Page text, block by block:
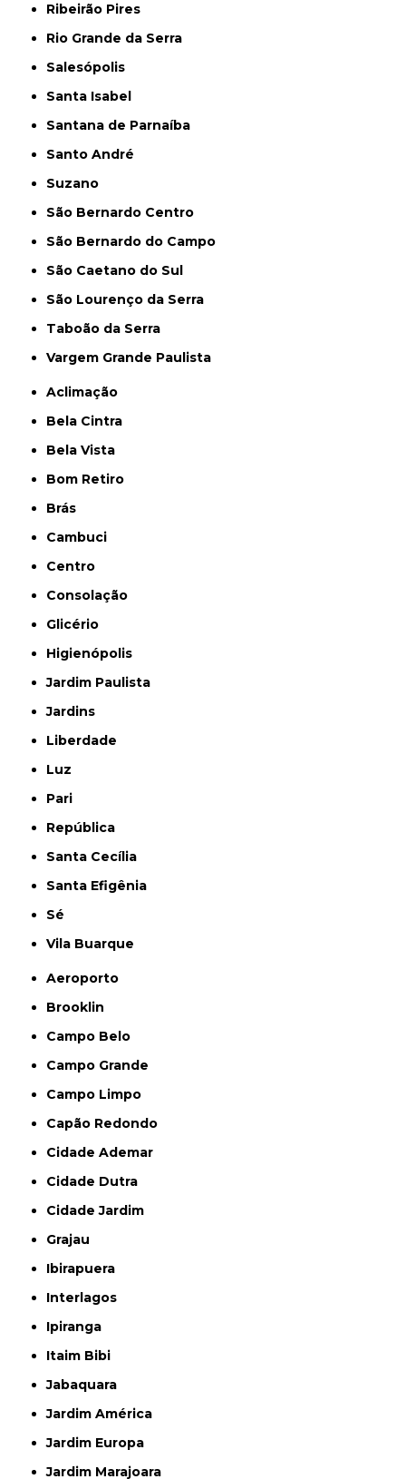
Ribeirão Pires
Rio Grande da Serra
Salesópolis
Santa Isabel
Santana de Parnaíba
Santo André
Suzano
São Bernardo Centro
São Bernardo do Campo
São Caetano do Sul
São Lourenço da Serra
Taboão da Serra
Vargem Grande Paulista
Aclimação
Bela Cintra
Bela Vista
Bom Retiro
Brás
Cambuci
Centro
Consolação
Glicério
Higienópolis
Jardim Paulista
Jardins
Liberdade
Luz
Pari
República
Santa Cecília
Santa Efigênia
Sé
Vila Buarque
Aeroporto
Brooklin
Campo Belo
Campo Grande
Campo Limpo
Capão Redondo
Cidade Ademar
Cidade Dutra
Cidade Jardim
Grajau
Ibirapuera
Interlagos
Ipiranga
Itaim Bibi
Jabaquara
Jardim América
Jardim Europa
Jardim Marajoara